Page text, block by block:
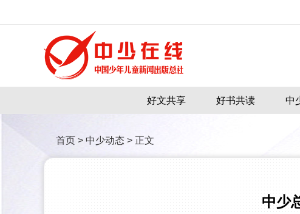
好文共享 好书共读 中
首页 > 中少动态 > 正文
中少